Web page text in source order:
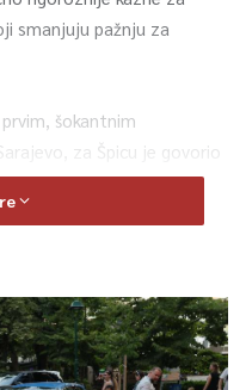
smanjuju pažnju za
šokantnim
za Špicu je govorio
Katica.
nije odvratila od